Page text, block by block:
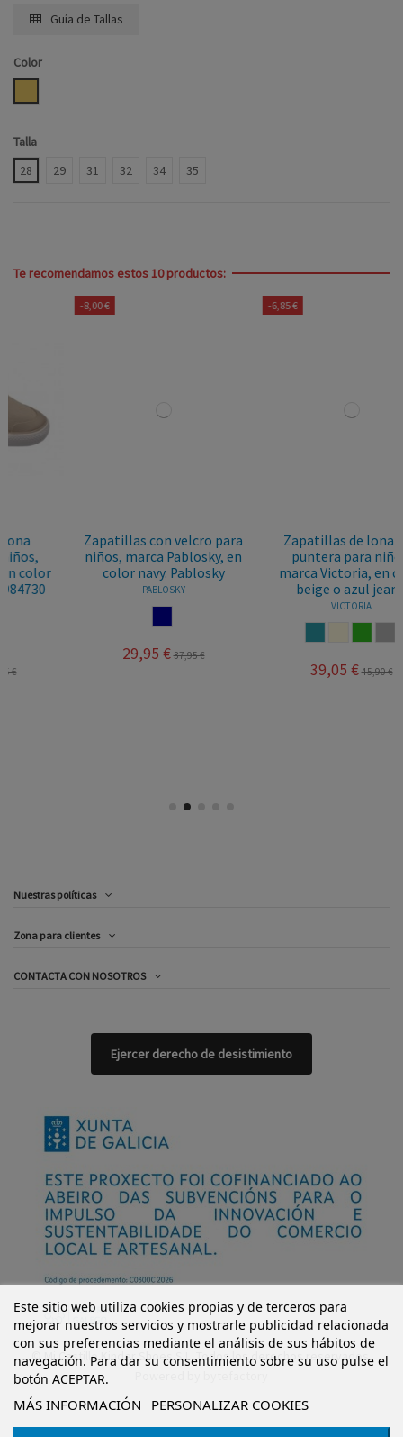
Guía de Tallas
Color
Talla
28
29 31 32 34 35
Te recomendamos estos 10 productos:
Zapatillas con velcro para
niños, marca Pablosky, en
color navy. Pablosky
37,95 €
Zapatillas de lona con
puntera para niños,
marca Victoria, en color
beige o azul jeans.
45,90 €
Nuestras políticas
Zona para clientes
CONTACTA CON NOSOTROS
Este sitio web utiliza cookies propias y de terceros para
mejorar nuestros servicios y mostrarle publicidad relacionada
con sus preferencias mediante el análisis de sus hábitos de
navegación. Para dar su consentimiento sobre su uso pulse el
botón ACEPTAR.
MÁS INFORMACIÓN PERSONALIZAR COOKIES
Ejercer derecho de desistimiento
© Mi Castillo Kinder Shoes S.L. Todos los derechos reservados.